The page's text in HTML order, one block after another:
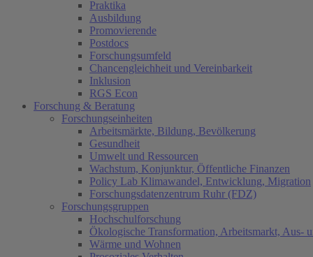
Praktika
Ausbildung
Promovierende
Postdocs
Forschungsumfeld
Chancengleichheit und Vereinbarkeit
Inklusion
RGS Econ
Forschung & Beratung
Forschungseinheiten
Arbeitsmärkte, Bildung, Bevölkerung
Gesundheit
Umwelt und Ressourcen
Wachstum, Konjunktur, Öffentliche Finanzen
Policy Lab Klimawandel, Entwicklung, Migration
Forschungsdatenzentrum Ruhr (FDZ)
Forschungsgruppen
Hochschulforschung
Ökologische Transformation, Arbeitsmarkt, Aus-
Wärme und Wohnen